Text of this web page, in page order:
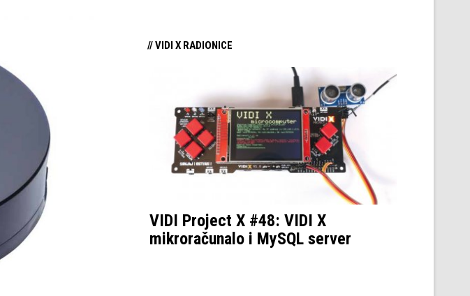
// VIDI X RADIONICE
VIDI Project X #48: VIDI X
mikroračunalo i MySQL server